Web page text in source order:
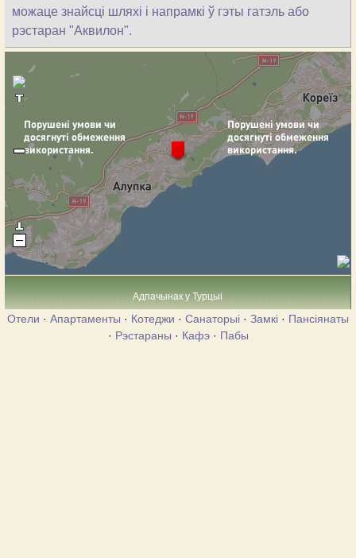
можаце знайсці шляхі і напрамкі ў гэты гатэль або
рэстаран "Аквилон".
Адпачынак у Турцыі
Отели · Апартаменты · Котеджи · Санаторыі · Замкі · Пансіянаты
· Рэстараны · Кафэ· Пабы